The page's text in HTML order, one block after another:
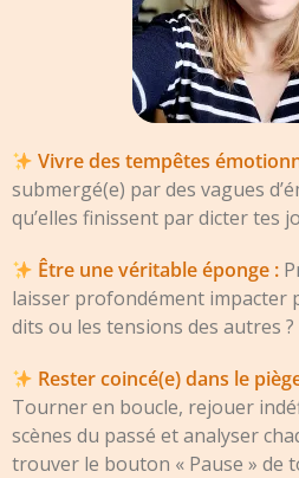
Vivre des tempêtes
submergé(e) par des vagues
qu’elles finissent par dicter tes
Être une véritable éponge :
laisser profondément impacter
dits ou les tensions des autres ?
Rester coincé(e) dans le
Tourner en boucle, rejouer
scènes du passé et analyser
trouver le bouton « Pause » de